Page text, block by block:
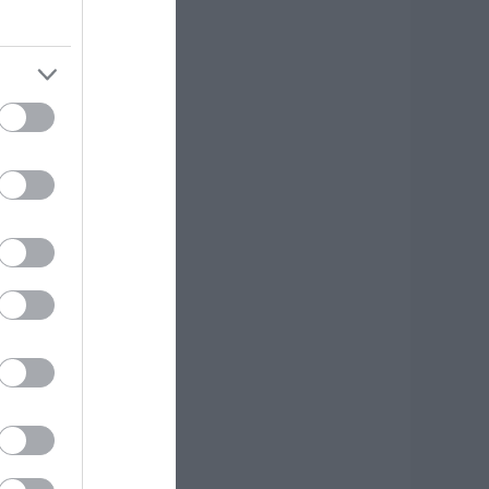
| 18:20
πένθος για τον
από
Εύβοια που
| 18:00